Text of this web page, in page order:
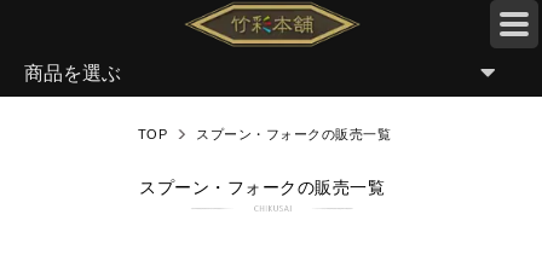
商品を選ぶ
TOP スプーン・フォークの販売一覧
スプーン・フォークの販売一覧